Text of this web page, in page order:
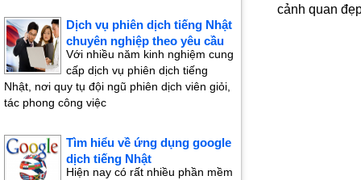
cảnh quan
Dịch vụ phiên dịch tiếng Nhật
chuyên nghiệp theo yêu cầu
Với nhiều năm kinh nghiệm cung
cấp dịch vụ phiên dịch tiếng
Nhật, nơi quy tụ đội ngũ phiên dịch viên giỏi,
tác phong công việc
Tìm hiểu về ứng dụng google
dịch tiếng Nhật
Hiện nay có rất nhiều phần mềm